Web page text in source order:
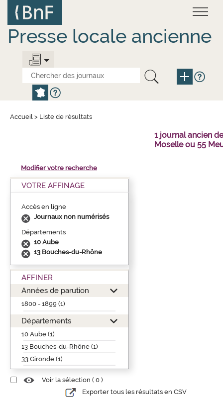
contenu
principal
Presse locale ancienne
Accueil > Liste de résultats
1 journal ancien
Moselle ou 55
Modifier votre recherche
VOTRE AFFINAGE
Accès en ligne
Journaux non numérisés
Départements
10 Aube
13 Bouches-du-Rhône
AFFINER
Années de parution
1800 - 1899 (1)
Départements
10 Aube (1)
13 Bouches-du-Rhône (1)
33 Gironde (1)
Voir la sélection ( 0 )
Exporter tous les résultats en CSV
Panneau de gestion des cookies